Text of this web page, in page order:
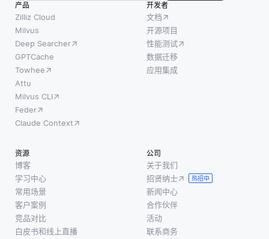
产品
Zilliz Cloud
Milvus
Deep Searcher
GPTCache
Towhee
Attu
Milvus CLI
Feder
Claude Context
开发者
文档
开源项目
性能测试
数据迁移
应用集成
资源
博客
学习中心
常用场景
客户案例
竞品对比
白皮书和线上直播
公司
关于我们
招贤纳士
热招中
新闻中心
合作伙伴
活动
联系商务